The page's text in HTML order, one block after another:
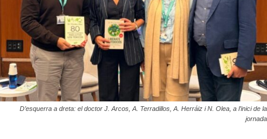
D’esquerra a dreta: el doctor J. Arcos, A. Terradillos, A. Herráiz i N. Olea, a l’inici de la
jornada